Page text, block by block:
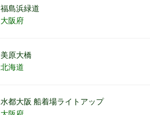
福島浜緑道
大阪府
美原大橋
北海道
水都大阪 船着場ライトアップ